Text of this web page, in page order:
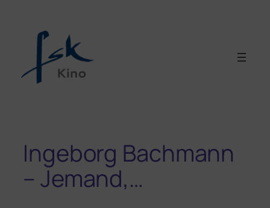
Ingeborg Bachmann
– Jemand,…